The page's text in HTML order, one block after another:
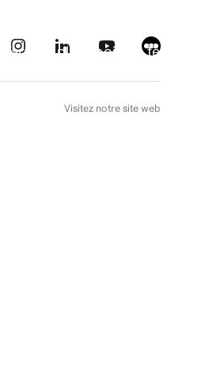
À l’arrière plan Choix de téléfilm
Visitez notre site web